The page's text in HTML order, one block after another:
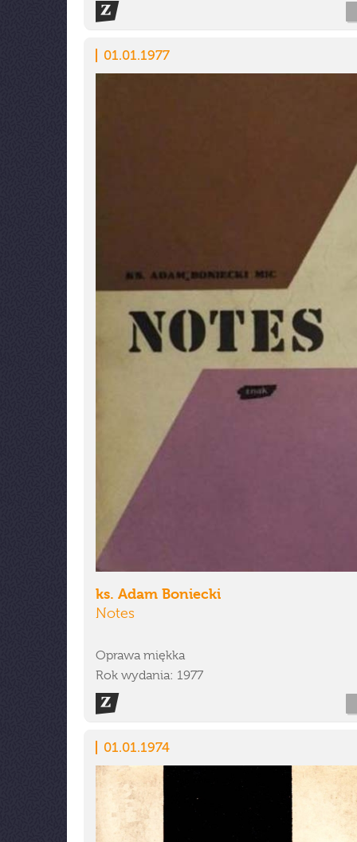
01.01.1977
ks. Adam Boniecki
Notes
Oprawa miękka
Rok wydania: 1977
01.01.1974